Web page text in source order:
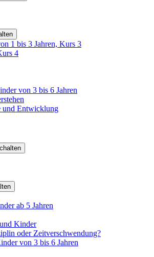
1 bis 3 Jahren, Kurs 3
4
von 3 bis 6 Jahren
und Entwicklung
ab 5 Jahren
Kinder
oder Zeitverschwendung?
von 3 bis 6 Jahren